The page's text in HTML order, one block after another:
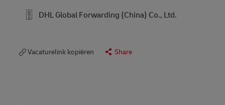
DHL Global Forwarding (China) Co., Ltd.
Vacaturelink kopiëren Share